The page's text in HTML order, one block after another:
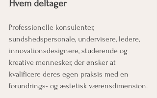
Hvem deltager
Professionelle konsulenter,
sundshedspersonale, undervisere, ledere,
innovationsdesignere, studerende og
kreative mennesker, der ønsker at
kvalificere deres egen praksis med en
forundrings- og æstetisk værensdimension.